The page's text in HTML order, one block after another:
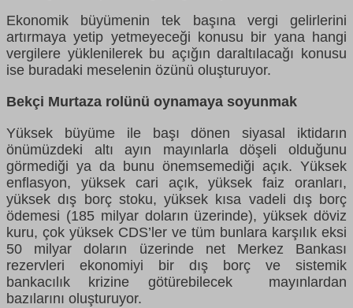
Ekonomik büyümenin tek başına vergi gelirlerini
artırmaya yetip yetmeyeceği konusu bir yana hangi
vergilere yüklenilerek bu açığın daraltılacağı konusu
ise buradaki meselenin özünü oluşturuyor.
Bekçi Murtaza rolünü oynamaya soyunmak
Yüksek büyüme ile başı dönen siyasal iktidarın
önümüzdeki altı ayın mayınlarla döşeli olduğunu
görmediği ya da bunu önemsemediği açık. Yüksek
enflasyon, yüksek cari açık, yüksek faiz oranları,
yüksek dış borç stoku, yüksek kısa vadeli dış borç
ödemesi (185 milyar doların üzerinde), yüksek döviz
kuru, çok yüksek CDS’ler ve tüm bunlara karşılık eksi
50 milyar doların üzerinde net Merkez Bankası
rezervleri ekonomiyi bir dış borç ve sistemik
bankacılık krizine götürebilecek mayınlardan
bazılarını oluşturuyor.